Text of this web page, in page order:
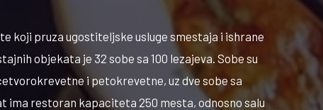
koji pruza ugostiteljske usluge smestaja i ishrane
objekata je 32 sobe sa 100 lezajeva. Sobe su
i petokrevetne, uz dve sobe sa
ima restoran kapaciteta 250 mesta, odnosno salu